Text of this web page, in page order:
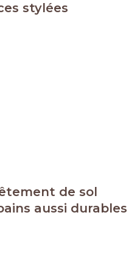
stylées
de sol
aussi durables